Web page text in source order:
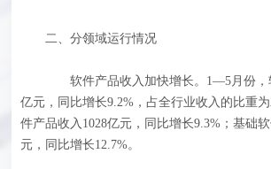
二、分领域运行情况
软件产品收入加快增长。1—5月份，
亿元，同比增长9.2%，占全行业收入的比重
件产品收入1028亿元，同比增长9.3%；基础
元，同比增长12.7%。